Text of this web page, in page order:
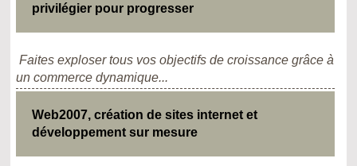
privilégier pour progresser
Faites exploser tous vos objectifs de croissance grâce à
un commerce dynamique...
Web2007, création de sites internet et
développement sur mesure